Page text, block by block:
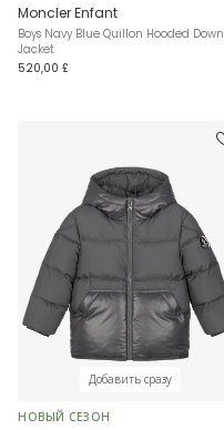
Moncler Enfant
Boys Navy Blue Quillon Hooded Down
Jacket
520,00 £
Добавить сразу
НОВЫЙ СЕЗОН